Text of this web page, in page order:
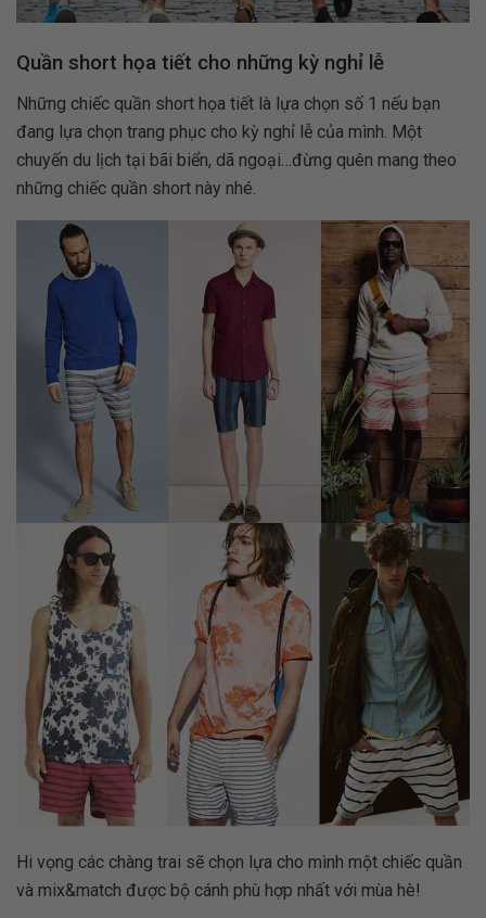
Quần short họa tiết cho những kỳ nghỉ lễ
Những chiếc quần short họa tiết là lựa chọn số 1 nếu bạn
đang lựa chọn trang phục cho kỳ nghỉ lễ của mình. Một
chuyến du lịch tại bãi biển, dã ngoại…đừng quên mang theo
những chiếc quần short này nhé.
Hi vọng các chàng trai sẽ chọn lựa cho mình một chiếc quần
và mix&match được bộ cánh phù hợp nhất với mùa hè!